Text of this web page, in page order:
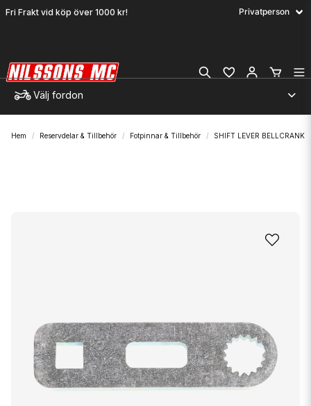
Fri Frakt vid köp över 1000 kr!
Välj fordon
Hem Reservdelar & Tillbehör Fotpinnar & Tillbehör SHIFT LEVER BELLCRANK